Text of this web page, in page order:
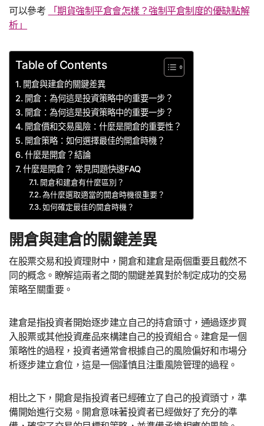
可以參考
「期貨強制平倉會怎樣？強制平倉制度的優缺點解
析」
Table of Contents
開倉與建倉的關鍵差異
開倉：為何這是投資策略中的重要一步？
開倉：為何這是投資策略中的重要一步？
開倉價和交易風險：什麼是開倉的重要性？
開倉策略：如何選擇最佳的開倉時機？
什麼是開倉？結論
什麼是開倉？ 常見問題快速FAQ
開倉和建倉有什麼區別？
為什麼選取適當的開倉時機很重要？
如何確定最佳的開倉時機？
開倉與建倉的關鍵差異
在股票交易和投資理財中，開倉和建倉是兩個重要且截然不
同的概念。瞭解這兩者之間的關鍵差異對於制定成功的交易
策略至關重要。
建倉是指投資者開始逐步建立自己的持倉頭寸，通過逐步買
入股票或其他投資產品來構建自己的投資組合。建倉是一個
策略性的過程，投資者通常會根據自己的風險偏好和市場分
析逐步建立倉位，這是一個謹慎且注重風險管理的過程。
相比之下，開倉是指投資者已經確立了自己的投資頭寸，準
備開始進行交易。開倉意味著投資者已經做好了充分的準